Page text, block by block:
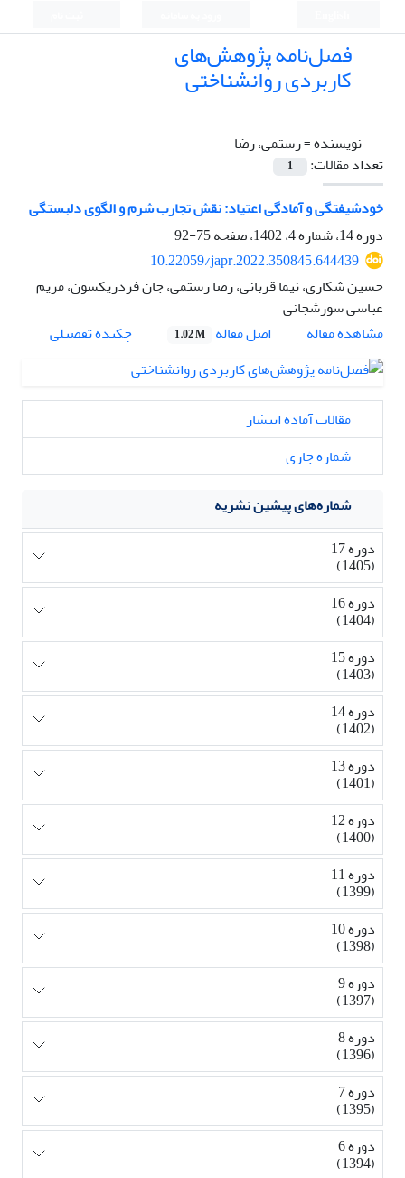
فصل‌نامه پژوهش‌های
کاربردی روانشناختی
نویسنده =رستمی، رضا
تعداد مقالات:
1
خودشیفتگی و آمادگی اعتیاد: نقش تجارب شرم و الگوی دلبستگی
دوره 14، شماره 4، 1402، صفحه
75-92
10.22059/japr.2022.350845.644439
حسین شکاری، نیما قربانی، رضا رستمی، جان فردریکسون، مریم
عباسی سورشجانی
مشاهده مقاله
اصل مقاله 1.02 M چکیده تفصیلی
مقالات آماده انتشار
شماره جاری
شماره‌های پیشین نشریه
دوره 17
(1405)
دوره 16
(1404)
دوره 15
(1403)
دوره 14
(1402)
دوره 13
(1401)
دوره 12
(1400)
دوره 11
(1399)
دوره 10
(1398)
دوره 9
(1397)
دوره 8
(1396)
دوره 7
(1395)
دوره 6
(1394)